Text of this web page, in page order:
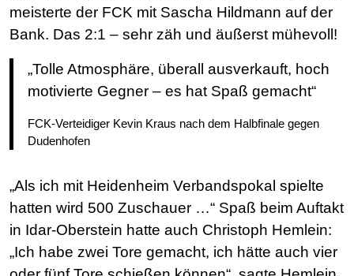
meisterte der FCK mit Sascha Hildmann auf der
Bank. Das 2:1 – sehr zäh und äußerst mühevoll!
„Tolle Atmosphäre, überall ausverkauft, hoch
motivierte Gegner – es hat Spaß gemacht“
FCK-Verteidiger Kevin Kraus nach dem Halbfinale gegen
Dudenhofen
„Als ich mit Heidenheim Verbandspokal spielte
hatten wird 500 Zuschauer …“ Spaß beim Auftakt
in Idar-Oberstein hatte auch Christoph Hemlein:
„Ich habe zwei Tore gemacht, ich hätte auch vier